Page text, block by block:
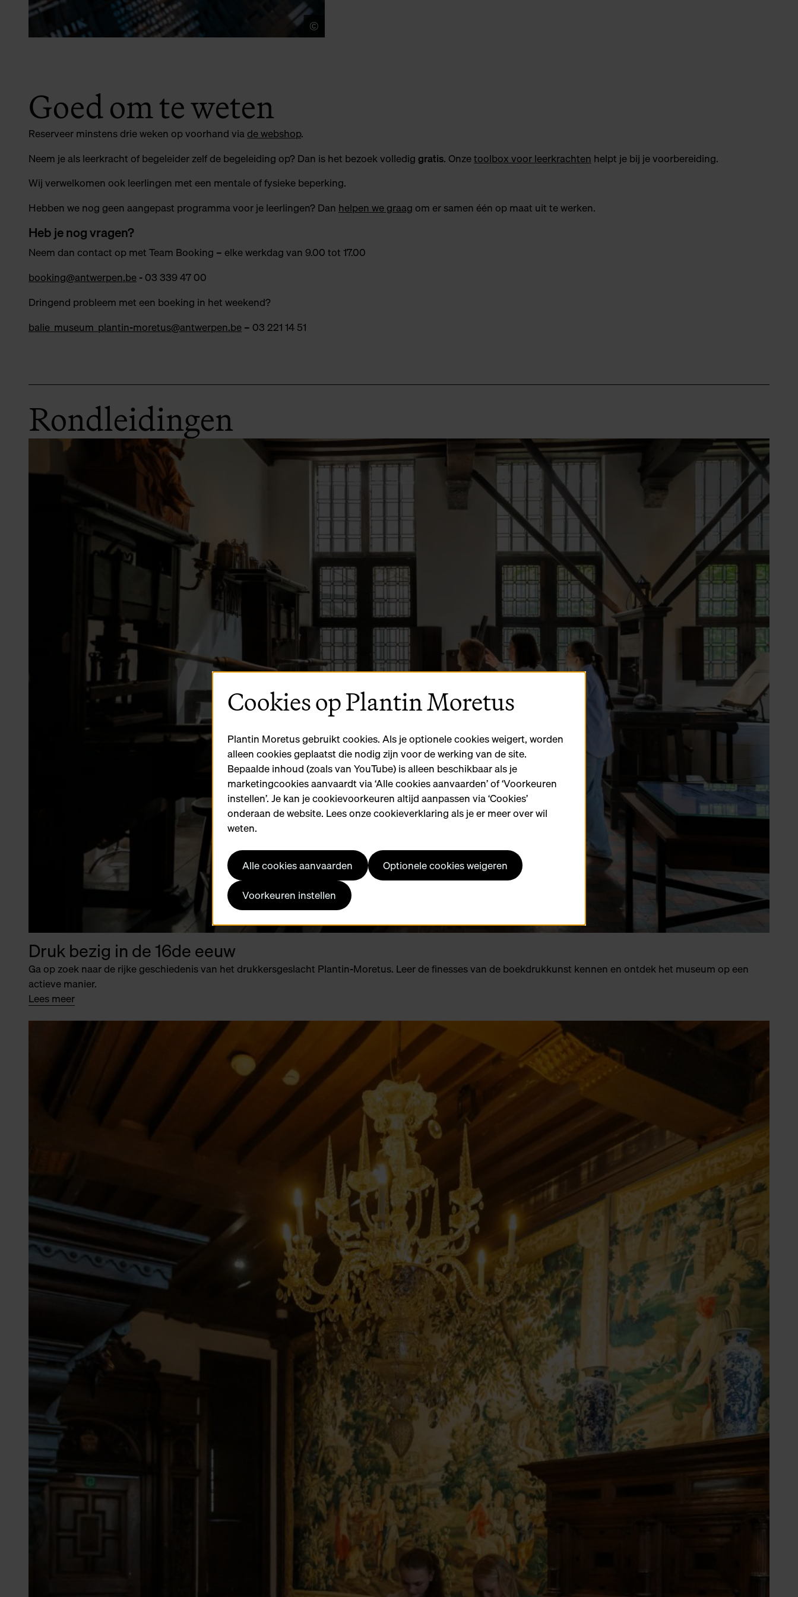
©
Goed om te weten
Reserveer minstens drie weken op voorhand viade webshop.
Neem je als leerkracht of begeleider zelf de begeleiding op? Dan is het bezoek vollediggratis. Onzetoolbox voor leerkrachten helpt je bij je voorbereiding.
Wij verwelkomen ook leerlingen met een mentale of fysieke beperking.
Hebben we nog geen aangepast programma voor je leerlingen? Dan helpen we graag om er samen één op maat uit te werken.
Heb je nog vragen?
Neem dan contact op met Team Booking – elke werkdag van 9.00 tot 17.00
booking@antwerpen.be- 03 339 47 00
Dringend probleem met een boeking in het weekend?
balie_museum_plantin-moretus@antwerpen.be– 03 221 14 51
Rondleidingen
Druk bezig in de 16de eeuw
Ga op zoek naar de rijke geschiedenis van het drukkersgeslacht Plantin-Moretus. Leer de finesses van de boekdrukkunst kennen en ontdek het museum op een
actieve manier.
Lees meer
Cookies op Plantin Moretus
Plantin Moretus gebruikt cookies. Als je optionele cookies weigert, worden
alleen cookies geplaatst die nodig zijn voor de werking van de site.
Bepaalde inhoud (zoals van YouTube) is alleen beschikbaar als je
marketingcookies aanvaardt via ‘Alle cookies aanvaarden’ of ‘Voorkeuren
instellen’. Je kan je cookievoorkeuren altijd aanpassen via ‘Cookies’
onderaan de website. Lees onze cookieverklaring als je er meer over wil
weten.
Alle cookies aanvaarden
Optionele cookies weigeren
Voorkeuren instellen